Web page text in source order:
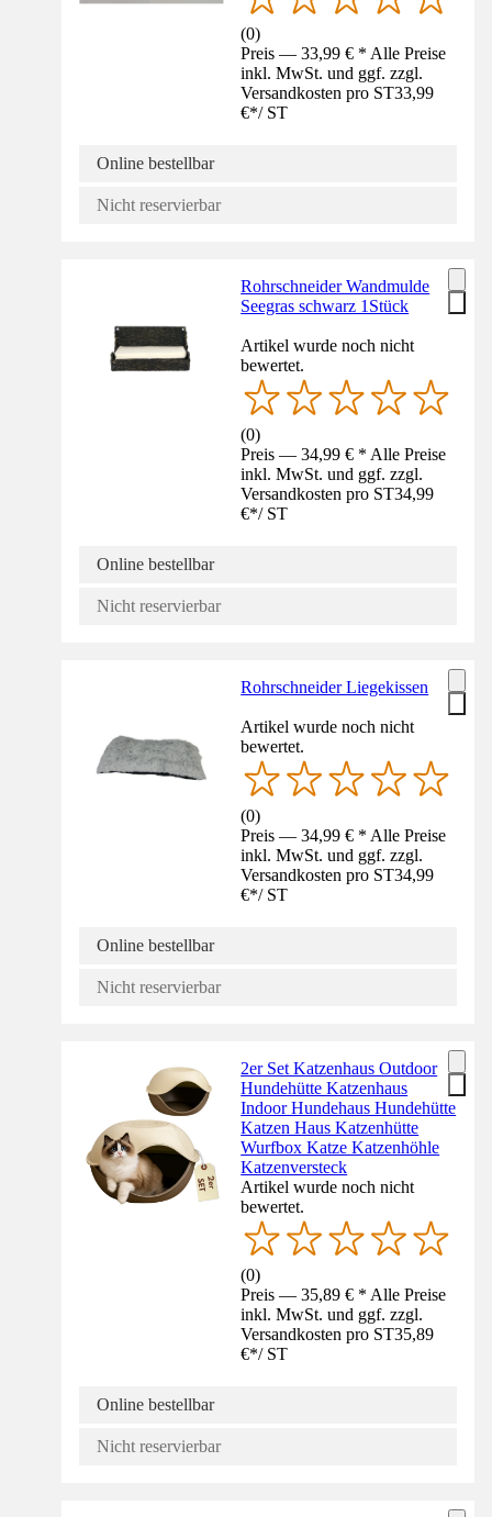
(0)
Preis — 33,99 € * Alle Preise
inkl. MwSt. und ggf. zzgl.
Versandkosten pro ST33,99
€*/ ST
Online bestellbar
Nicht reservierbar
Rohrschneider Wandmulde
Seegras schwarz 1Stück
Artikel wurde noch nicht
bewertet.
(0)
Preis — 34,99 € * Alle Preise
inkl. MwSt. und ggf. zzgl.
Versandkosten pro ST34,99
€*/ ST
Online bestellbar
Nicht reservierbar
Rohrschneider Liegekissen
Artikel wurde noch nicht
bewertet.
(0)
Preis — 34,99 € * Alle Preise
inkl. MwSt. und ggf. zzgl.
Versandkosten pro ST34,99
€*/ ST
Online bestellbar
Nicht reservierbar
2er Set Katzenhaus Outdoor
Hundehütte Katzenhaus
Indoor Hundehaus Hundehütte
Katzen Haus Katzenhütte
Wurfbox Katze Katzenhöhle
Katzenversteck
Artikel wurde noch nicht
bewertet.
(0)
Preis — 35,89 € * Alle Preise
inkl. MwSt. und ggf. zzgl.
Versandkosten pro ST35,89
€*/ ST
Online bestellbar
Nicht reservierbar